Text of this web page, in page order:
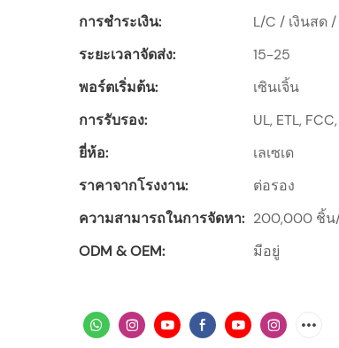
การชำระเงิน:
L/C / เงินสด
ระยะเวลาจัดส่ง:
15-25
พอร์ตเริ่มต้น:
เซินเจิ้น
การรับรอง:
UL, ETL,
ยี่ห้อ:
เลเซเด
ราคาจากโรงงาน:
ต่อรอง
ความสามารถในการจัดหา: 200,000 ชิ้น
ODM & OEM:
มีอยู่